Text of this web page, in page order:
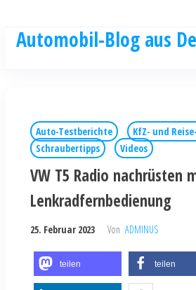
Automobil-Blog aus
Auto-Testberichte
KfZ- und
Schraubertipps
Videos
VW T5 Radio nachrüsten
Lenkradfernbedienung
25. Februar 2023 Von ADMINUS
teilen teilen